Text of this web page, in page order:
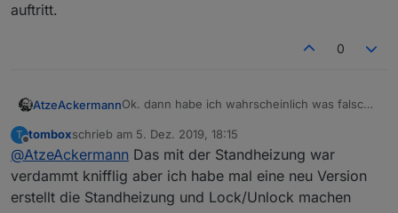
auftritt.
0
AtzeAckermannOk. dann habe ich wahrscheinlich was falsch
Also ich habe einen VW Touran BJ 2019 mit
Standheizung. Diese kann ich in der App auch
starten.
Einen Ordner unter climate finde ich nicht...
T
Offline
tomboxschrieb am 5. Dez. 2019, 18:15
zuletzt editiert von
@AtzeAckermann Das mit der Standheizung war
verdammt knifflig aber ich habe mal eine neu Version
erstellt die Standheizung und Lock/Unlock machen